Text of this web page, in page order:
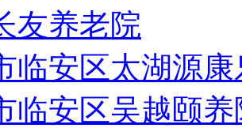
友养老院
临安区太湖源
临安区吴越颐养